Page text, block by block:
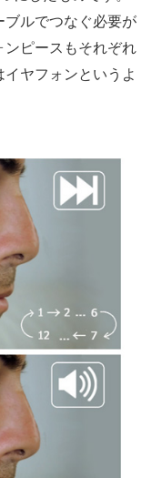
ブルでつなぐ必要が
ンピースもそれぞれ
ヤフォンというよ